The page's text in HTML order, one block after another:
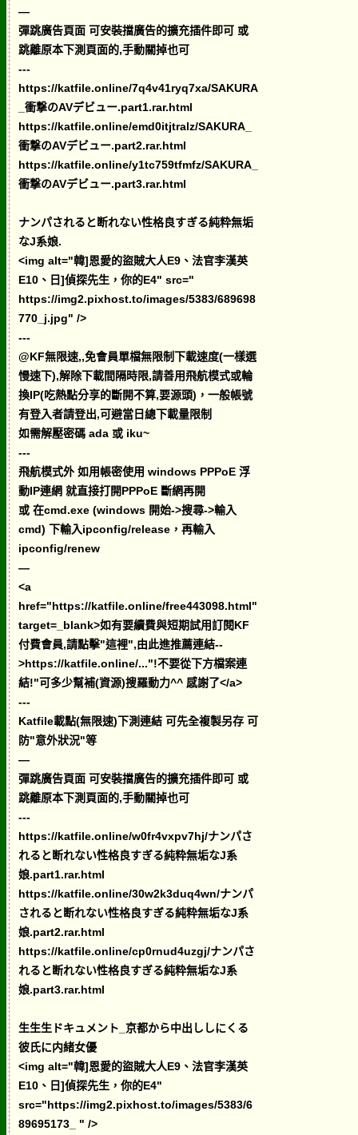
—
彈跳廣告頁面 可安裝擋廣告的擴充插件即可 或
跳離原本下測頁面的,手動關掉也可
---
https://katfile.online/7q4v41ryq7xa/SAKURA
_衝撃のAVデビュー.part1.rar.html
https://katfile.online/emd0itjtralz/SAKURA_
衝撃のAVデビュー.part2.rar.html
https://katfile.online/y1tc759tfmfz/SAKURA_
衝撃のAVデビュー.part3.rar.html
ナンパされると断れない性格良すぎる純粋無垢
なJ系娘.
<img alt="韓]恩愛的盜賊大人E9、法官李漢英
E10、日]偵探先生，你的E4" src="
https://img2.pixhost.to/images/5383/689698
770_j.jpg" />
---
@KF無限速,,免會員單檔無限制下載速度(一樣選
慢速下),解除下載間隔時限,請善用飛航模式或輪
換IP(吃熱點分享的斷開不算,要源頭)，一般帳號
有登入者請登出,可避當日總下載量限制
如需解壓密碼 ada 或 iku~
---
飛航模式外 如用帳密使用 windows PPPoE 浮
動IP連網 就直接打開PPPoE 斷網再開
或 在cmd.exe (windows 開始->搜尋->輸入
cmd) 下輸入ipconfig/release，再輸入
ipconfig/renew
—
<a
href="https://katfile.online/free443098.html"
target=_blank>如有要續費與短期試用訂閱KF
付費會員,請點擊"這裡",由此進推薦連結--
>https://katfile.online/..."!不要從下方檔案連
結!"可多少幫補(資源)搜羅動力^^ 感謝了</a>
---
Katfile載點(無限速)下測連結 可先全複製另存 可
防"意外狀況"等
—
彈跳廣告頁面 可安裝擋廣告的擴充插件即可 或
跳離原本下測頁面的,手動關掉也可
---
https://katfile.online/w0fr4vxpv7hj/ナンパさ
れると断れない性格良すぎる純粋無垢なJ系
娘.part1.rar.html
https://katfile.online/30w2k3duq4wn/ナンパ
されると断れない性格良すぎる純粋無垢なJ系
娘.part2.rar.html
https://katfile.online/cp0rnud4uzgj/ナンパさ
れると断れない性格良すぎる純粋無垢なJ系
娘.part3.rar.html
生生生ドキュメント_京都から中出ししにくる
彼氏に内緒女優
<img alt="韓]恩愛的盜賊大人E9、法官李漢英
E10、日]偵探先生，你的E4"
src="https://img2.pixhost.to/images/5383/6
89695173_ " />